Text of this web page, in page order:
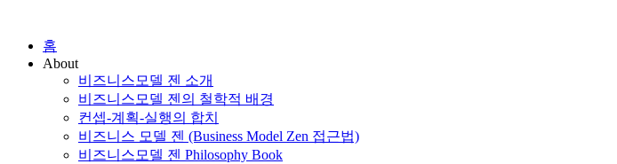
홈
About
비즈니스모델 젠 소개
비즈니스모델 젠의 철학적 배경
컨셉-계획-실행의 합치
비즈니스 모델 젠 (Business Model Zen 접근법)
비즈니스모델 젠 Philosophy Book